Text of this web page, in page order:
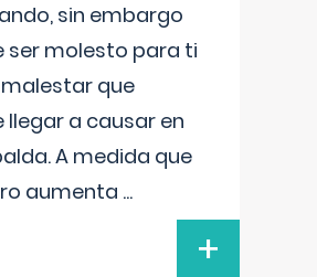
sin embargo
ser molesto para ti
que
llegar a causar en
A medida que
aumenta ...
+